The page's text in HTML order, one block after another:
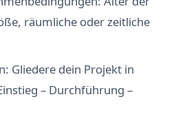
räumliche oder zeitliche
Gliedere dein Projekt in
– Durchführung –